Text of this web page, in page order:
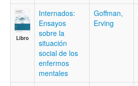
Libro
Internados:
Ensayos
sobre la
situación
social de los
enfermos
mentales
Goffman,
Erving